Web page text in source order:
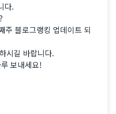
다.
주 블로그랭킹 업데이트 되
시길 바랍니다.
보내세요!